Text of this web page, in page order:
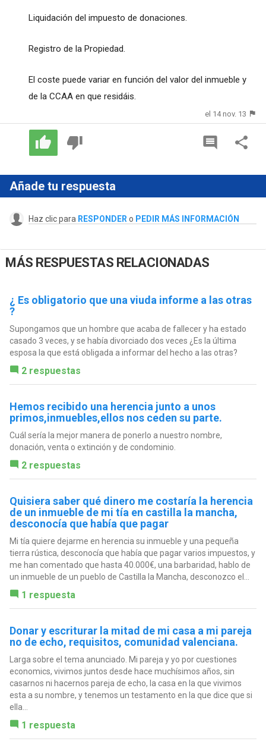
Liquidación del impuesto de donaciones.
Registro de la Propiedad.
El coste puede variar en función del valor del inmueble y
de la CCAA en que residáis.
el 14 nov. 13
Añade tu respuesta
Haz clic para RESPONDER o PEDIR MÁS INFORMACIÓN
MÁS RESPUESTAS RELACIONADAS
¿ Es obligatorio que una viuda informe a las otras
?
Supongamos que un hombre que acaba de fallecer y ha estado
casado 3 veces, y se había divorciado dos veces ¿Es la última
esposa la que está obligada a informar del hecho a las otras?
2 respuestas
Hemos recibido una herencia junto a unos
primos,inmuebles,ellos nos ceden su parte.
Cuál sería la mejor manera de ponerlo a nuestro nombre,
donación, venta o extinción y de condominio.
2 respuestas
Quisiera saber qué dinero me costaría la herencia
de un inmueble de mi tía en castilla la mancha,
desconocía que había que pagar
Mi tía quiere dejarme en herencia su inmueble y una pequeña
tierra rústica, desconocía que había que pagar varios impuestos, y
me han comentado que hasta 40.000€, una barbaridad, hablo de
un inmueble de un pueblo de Castilla la Mancha, desconozco el...
1 respuesta
Donar y escriturar la mitad de mi casa a mi pareja
no de echo, requisitos, comunidad valenciana.
Larga sobre el tema anunciado. Mi pareja y yo por cuestiones
economics, vivimos juntos desde hace muchísimos años, sin
casarnos ni hacernos pareja de echo, la casa en la que vivimos
esta a su nombre, y tenemos un testamento en la que dice que si
ella...
1 respuesta